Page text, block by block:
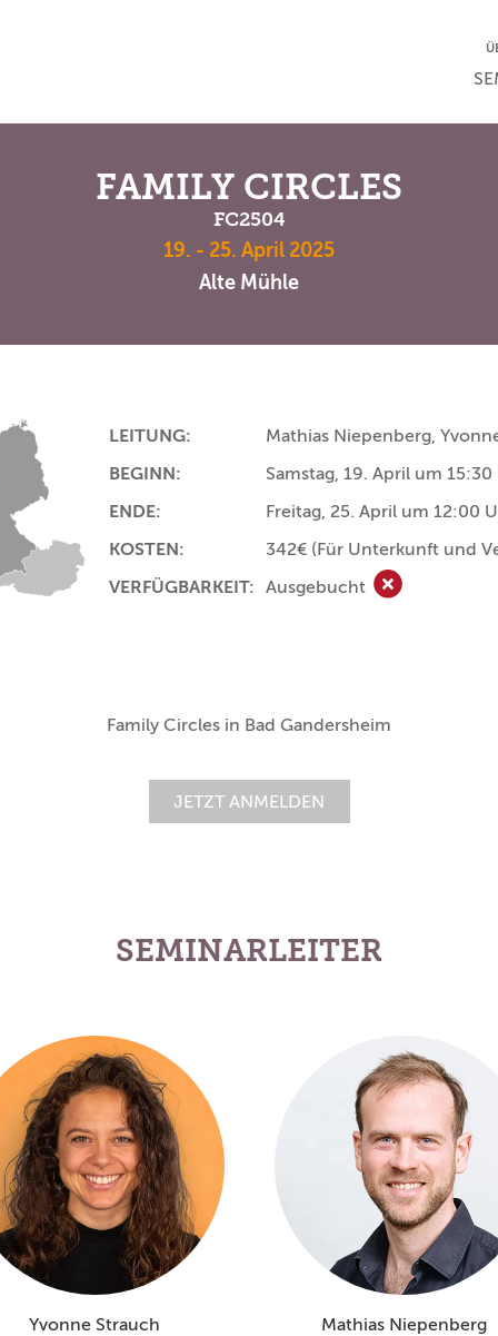
FAMILY CIRCLES
FC2504
19. - 25. April 2025
Alte Mühle
LEITUNG:
Mathias Niepenberg,
BEGINN:
Samstag, 19. April um 15:30
ENDE:
Freitag, 25. April um 12:00
KOSTEN:
342€ (Für Unterkunft und
VERFÜGBARKEIT: Ausgebucht Ausgebucht
Family Circles in Bad Gandersheim
JETZT ANMELDEN
SEMINARLEITER
Yvonne Strauch Mathias Niepenberg